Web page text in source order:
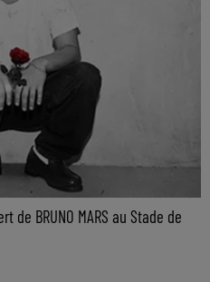
de BRUNO MARS au Stade de